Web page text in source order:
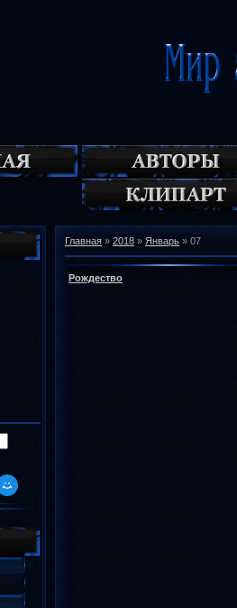
Главная » 2018 » Январь » 07
Рождество